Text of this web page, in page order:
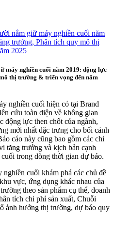
nắm giữ máy nghiền cuối năm
trưởng, Phân tích quy mô thị
2025
máy nghiền cuối năm 2019: động lực
thị trường & triển vọng đến năm
nghiền cuối hiện có tại Brand
cứu toàn diện về không gian
động lực then chốt của ngành,
mới nhất đặc trưng cho bối cảnh
cáo này cũng bao gồm các chi
tăng trưởng và kịch bản cạnh
trong dòng thời gian dự báo.
cuối khám phá các chủ đề
vực, ứng dụng khác nhau của
theo sản phẩm cụ thể, doanh
tích chi phí sản xuất, Chuỗi
ảnh hưởng thị trường, dự báo quy